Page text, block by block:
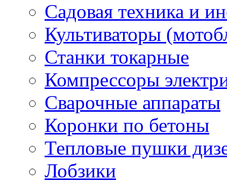
Садовая техника и
Культиваторы
Станки токарные
Компрессоры
Сварочные аппараты
Коронки по бетоны
Тепловые пушки
Лобзики